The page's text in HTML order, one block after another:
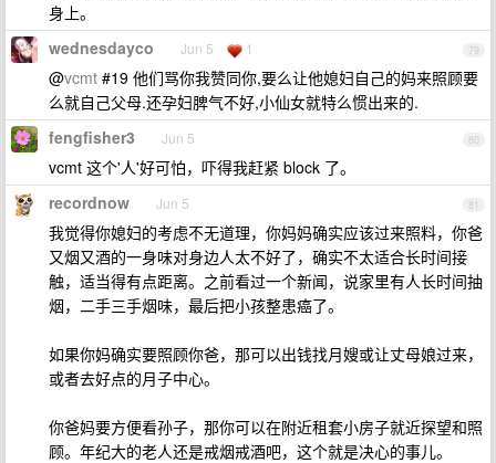
身上。
79
wednesdayco Jun 5 1
@vcmt #19 他们骂你我赞同你,要么让他媳妇自己的妈来照顾要
么就自己父母.还孕妇脾气不好,小仙女就特么惯出来的.
80
fengfisher3 Jun 5
vcmt 这个'人'好可怕，吓得我赶紧 block 了。
81
recordnow Jun 5
我觉得你媳妇的考虑不无道理，你妈妈确实应该过来照料，你爸
又烟又酒的一身味对身边人太不好了，确实不太适合长时间接
触，适当得有点距离。之前看过一个新闻，说家里有人长时间抽
烟，二手三手烟味，最后把小孩整患癌了。
如果你妈确实要照顾你爸，那可以出钱找月嫂或让丈母娘过来，
或者去好点的月子中心。
你爸妈要方便看孙子，那你可以在附近租套小房子就近探望和照
顾。年纪大的老人还是戒烟戒酒吧，这个就是决心的事儿。